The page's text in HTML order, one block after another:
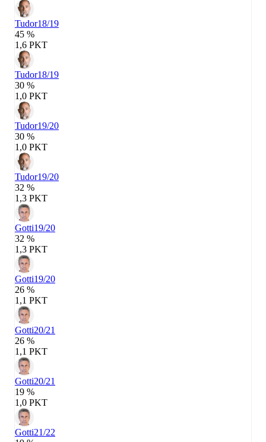
Tudor18/19
45 %
1,6 PKT
Tudor18/19
30 %
1,0 PKT
Tudor19/20
30 %
1,0 PKT
Tudor19/20
32 %
1,3 PKT
Gotti19/20
32 %
1,3 PKT
Gotti19/20
26 %
1,1 PKT
Gotti20/21
26 %
1,1 PKT
Gotti20/21
19 %
1,0 PKT
Gotti21/22